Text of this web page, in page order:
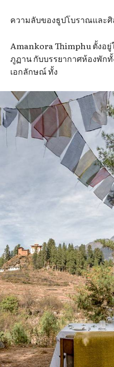
ความลับของธูปโบราณและ
Amankora Thimphu ตั้งอยู่
ภูฏาน กับบรรยากาศห้องพัก
เอกลักษณ์ ทั้ง